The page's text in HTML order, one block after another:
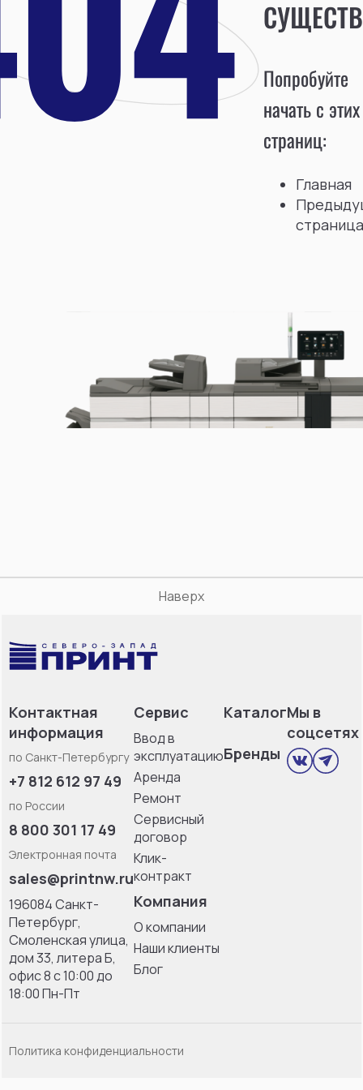
Попробуйте
начать с этих
страниц:
Главная
страница
Наверх
Контактная
информация
по Санкт-Петербургу
+7 812 612 97 49
по России
8 800 301 17 49
Электронная почта
sales@printnw.ru
196084 Санкт-
Петербург,
Смоленская улица,
дом 33, литерa Б,
офис 8 с 10:00 до
18:00 Пн-Пт
Сервис
Ввод в
эксплуатацию
Аренда
Ремонт
Сервисный
договор
Клик-
контракт
Компания
О компании
Наши клиенты
Блог
Каталог
Бренды
Мы в
соцсетях
Политика конфиденциальности